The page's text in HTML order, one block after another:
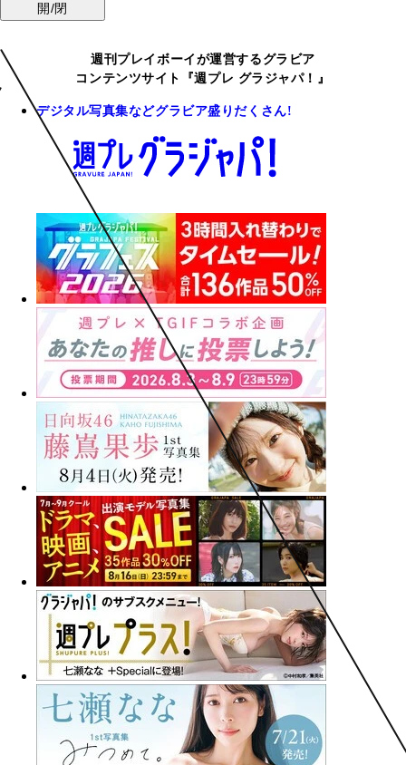
開/閉
週刊プレイボーイが運営するグラビア
コンテンツサイト『週プレ グラジャパ！』
デジタル写真集などグラビア盛りだくさん!